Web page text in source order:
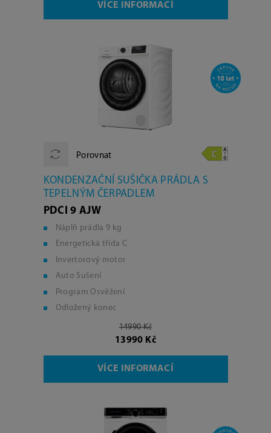
VÍCE INFORMACÍ
Porovnat
KONDENZAČNÍ SUŠIČKA PRÁDLA S
TEPELNÝM ČERPADLEM
PDCI 9 AJW
Náplň prádla 9 kg
Energetická třída C
Invertorový motor
Auto Sušení
Program Osvěžení
Odložený konec
14990 Kč
13990 Kč
VÍCE INFORMACÍ